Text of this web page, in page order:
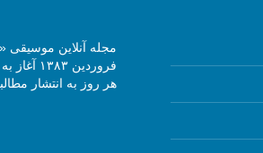
فروردین
هر روز به انتشار